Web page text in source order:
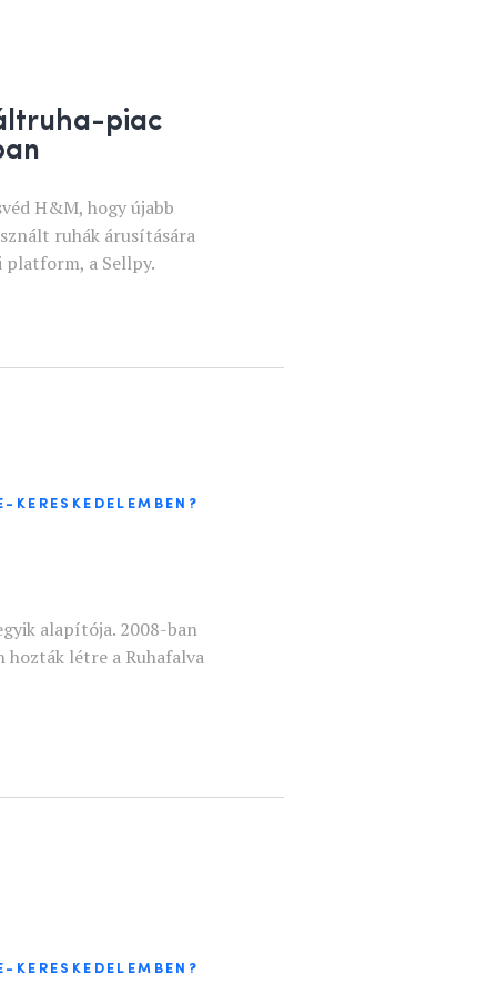
piac
H&M, hogy újabb
ruhák árusítására
platform, a Sellpy.
alapítója. 2008-ban
hozták létre a Ruhafalva